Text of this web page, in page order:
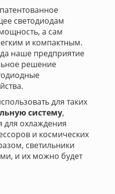
светодиодам
а сам
и компактным.
наше предприятие
решение
для таких
систему,
для охлаждения
и космических
светильники
и их можно будет